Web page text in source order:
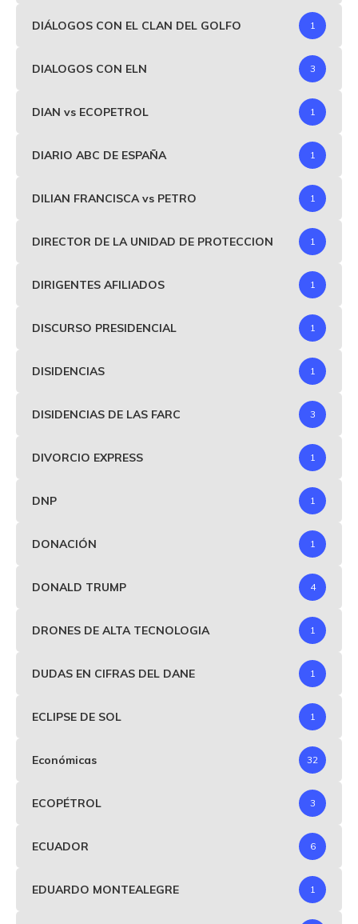
DIÁLOGOS CON EL CLAN DEL GOLFO 1
DIALOGOS CON ELN 3
DIAN vs ECOPETROL 1
DIARIO ABC DE ESPAÑA 1
DILIAN FRANCISCA vs PETRO 1
DIRECTOR DE LA UNIDAD DE PROTECCION 1
DIRIGENTES AFILIADOS 1
DISCURSO PRESIDENCIAL 1
DISIDENCIAS 1
DISIDENCIAS DE LAS FARC 3
DIVORCIO EXPRESS 1
DNP 1
DONACIÓN 1
DONALD TRUMP 4
DRONES DE ALTA TECNOLOGIA 1
DUDAS EN CIFRAS DEL DANE 1
ECLIPSE DE SOL 1
Económicas 32
ECOPÉTROL 3
ECUADOR 6
EDUARDO MONTEALEGRE 1